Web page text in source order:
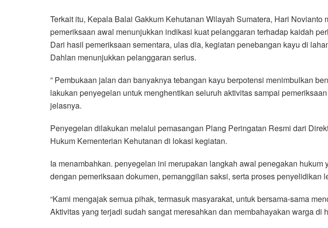
Terkait itu, Kepala Balai Gakkum Kehutanan Wilayah Sumatera, Hari Novianto
pemeriksaan awal menunjukkan indikasi kuat pelanggaran terhadap kaidah
Dari hasil pemeriksaan sementara, ulas dia, kegiatan penebangan kayu di
Dahlan menunjukkan pelanggaran serius.
” Pembukaan jalan dan banyaknya tebangan kayu berpotensi menimbulkan
lakukan penyegelan untuk menghentikan seluruh aktivitas sampai
jelasnya.
Penyegelan dilakukan melalui pemasangan Plang Peringatan Resmi dari
Hukum Kementerian Kehutanan di lokasi kegiatan.
Ia menambahkan. penyegelan ini merupakan langkah awal penegakan hukum
dengan pemeriksaan dokumen, pemanggilan saksi, serta proses penyelidikan
“Kami mengajak semua pihak, termasuk masyarakat, untuk bersama-sama
Aktivitas yang terjadi sudah sangat meresahkan dan membahayakan warga di